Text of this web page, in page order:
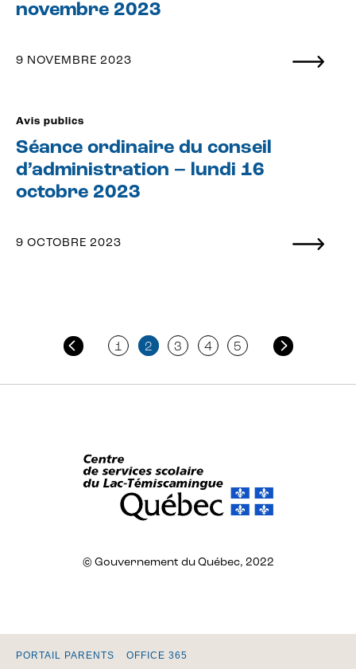
novembre 2023
9 NOVEMBRE 2023
Avis publics
Séance ordinaire du conseil
d’administration – lundi 16
octobre 2023
9 OCTOBRE 2023
Pagination
publications
1 2 3 4 5
© Gouvernement du Québec, 2022
PORTAIL PARENTS OFFICE 365